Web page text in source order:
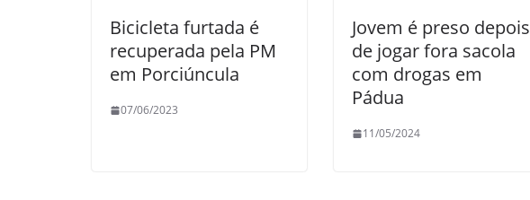
Bicicleta furtada é
recuperada pela PM
em Porciúncula
07/06/2023
Jovem é preso depois
de jogar fora sacola
com drogas em
Pádua
11/05/2024